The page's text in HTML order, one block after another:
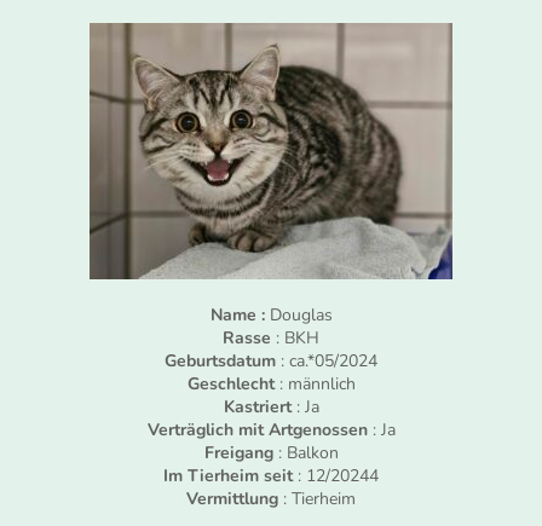
Name :Douglas
Rasse : BKH
Geburtsdatum : ca.*05/2024
Geschlecht: männlich
Kastriert: Ja
Verträglich mit Artgenossen: Ja
Freigang: Balkon
Im Tierheim seit: 12/20244
Vermittlung : Tierheim